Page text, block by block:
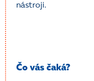
nástroji.
Čo vás čaká?